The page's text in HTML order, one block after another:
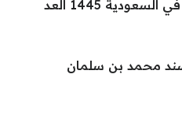
كم باقي على اجازه رمضان في السعودية 1445 العد
محمد بن سلمان